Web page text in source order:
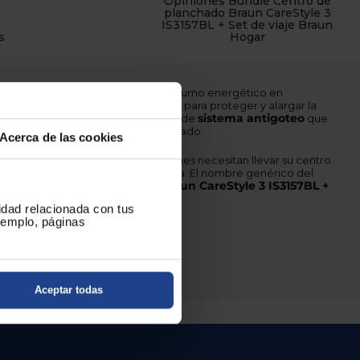
Acerca de las cookies
relacionada con tus
páginas
Aceptar todas
planchado Braun CareStyle 3
IS3157BL + Set de viaje Braun
Hogar
, diseñado para optimizar el consumo energético en
para proteger y alargar la
efectos del agua dura, y dispone de sistema antigoteo que
las prendas durante el planchado.
una ventaja práctica para quienes necesitan llevar su centro
compactas fuera de casa. El nombre genérico del
Centro de planchado Braun CareStyle 3 IS3157BL +
¡hazte con él!